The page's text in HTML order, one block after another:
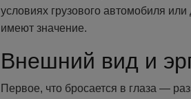
условиях грузового автомобиля
имеют значение.
Внешний вид и
Первое, что бросается в глаза —